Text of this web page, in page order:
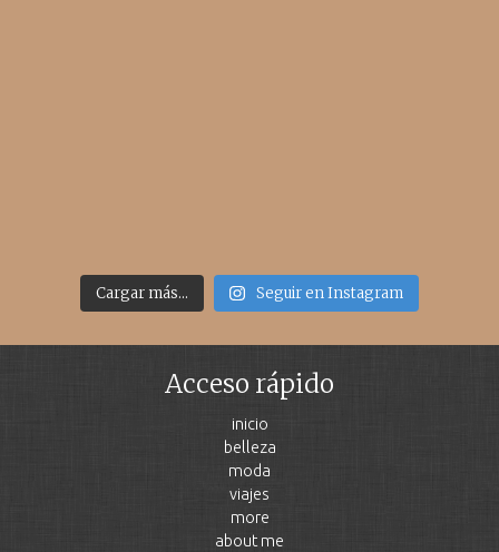
Cargar más... Seguir en Instagram
Acceso rápido
inicio
belleza
moda
viajes
more
about me